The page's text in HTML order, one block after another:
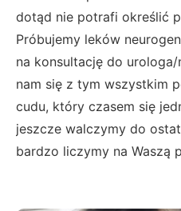
dotąd nie potrafi określić
Próbujemy leków
na konsultację do
nam się z tym wszystkim
cudu, który czasem się
jeszcze walczymy do
bardzo liczymy na Waszą